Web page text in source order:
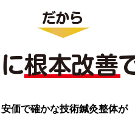
安価で確かな技術鍼灸整体が